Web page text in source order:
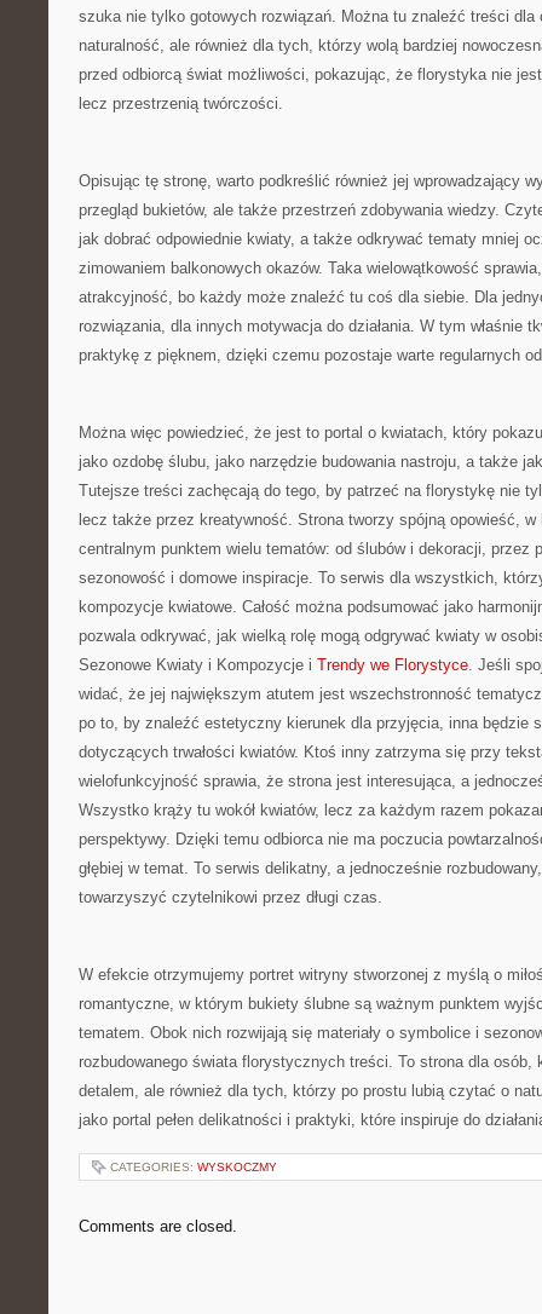
szuka nie tylko gotowych rozwiązań. Można tu znaleźć treści dla
naturalność, ale również dla tych, którzy wolą bardziej
przed odbiorcą świat możliwości, pokazując, że florystyka nie
lecz przestrzenią twórczości.
Opisując tę stronę, warto podkreślić również jej wprowadzający
przegląd bukietów, ale także przestrzeń zdobywania wiedzy.
jak dobrać odpowiednie kwiaty, a także odkrywać tematy mniej
zimowaniem balkonowych okazów. Taka wielowątkowość
atrakcyjność, bo każdy może znaleźć tu coś dla siebie. Dla
rozwiązania, dla innych motywacja do działania. W tym właśnie
praktykę z pięknem, dzięki czemu pozostaje warte regularnych
Można więc powiedzieć, że jest to portal o kwiatach, który
jako ozdobę ślubu, jako narzędzie budowania nastroju, a także
Tutejsze treści zachęcają do tego, by patrzeć na florystykę nie
lecz także przez kreatywność. Strona tworzy spójną opowieść,
centralnym punktem wielu tematów: od ślubów i dekoracji, przez
sezonowość i domowe inspiracje. To serwis dla wszystkich,
kompozycje kwiatowe. Całość można podsumować jako
pozwala odkrywać, jak wielką rolę mogą odgrywać kwiaty w
Sezonowe Kwiaty i Kompozycje i Trendy we Florystyce. Jeśli
widać, że jej największym atutem jest wszechstronność
po to, by znaleźć estetyczny kierunek dla przyjęcia, inna będzie
dotyczących trwałości kwiatów. Ktoś inny zatrzyma się przy
wielofunkcyjność sprawia, że strona jest interesująca, a
Wszystko krąży tu wokół kwiatów, lecz za każdym razem
perspektywy. Dzięki temu odbiorca nie ma poczucia
głębiej w temat. To serwis delikatny, a jednocześnie
towarzyszyć czytelnikowi przez długi czas.
W efekcie otrzymujemy portret witryny stworzonej z myślą o
romantyczne, w którym bukiety ślubne są ważnym punktem
tematem. Obok nich rozwijają się materiały o symbolice i
rozbudowanego świata florystycznych treści. To strona dla osób,
detalem, ale również dla tych, którzy po prostu lubią czytać o
jako portal pełen delikatności i praktyki, które inspiruje do
CATEGORIES: WYSKOCZMY
Comments are closed.